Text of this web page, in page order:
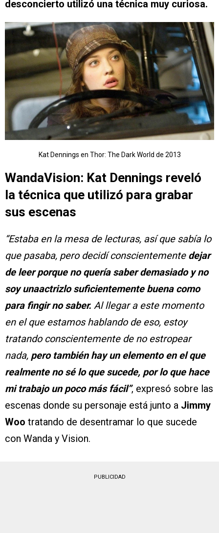
desconcierto utilizó una técnica muy curiosa.
Kat Dennings en Thor: The Dark World de 2013
WandaVision: Kat Dennings reveló
la técnica que utilizó para grabar
sus escenas
“Estaba en la mesa de lecturas, así que sabía lo
que pasaba, pero decidí conscientemente dejar
de leer porque no quería saber demasiado y no
soy unaactrizlo suficientemente buena como
para fingir no saber. Al llegar a este momento
en el que estamos hablando de eso, estoy
tratando conscientemente de no estropear
nada, pero también hay un elemento en el que
realmente no sé lo que sucede, por lo que hace
mi trabajo un poco más fácil”, expresó sobre las
escenas donde su personaje está junto a Jimmy
Woo tratando de desentramar lo que sucede
con Wanda y Vision.
PUBLICIDAD